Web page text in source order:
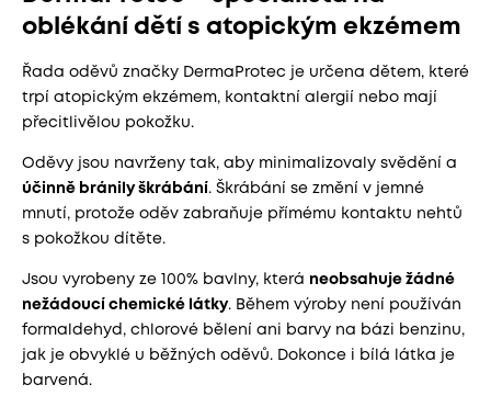
oblékání dětí s atopickým ekzémem
Řada oděvů značky DermaProtec je určena dětem, které
trpí atopickým ekzémem, kontaktní alergií nebo mají
přecitlivělou pokožku.
Oděvy jsou navrženy tak, aby minimalizovaly svědění a
účinně bránily škrábání. Škrábání se změní v jemné
mnutí, protože oděv zabraňuje přímému kontaktu nehtů
s pokožkou dítěte.
Jsou vyrobeny ze 100% bavlny, která neobsahuje žádné
nežádoucí chemické látky. Během výroby není používán
formaldehyd, chlorové bělení ani barvy na bázi benzinu,
jak je obvyklé u běžných oděvů. Dokonce i bílá látka je
barvená.